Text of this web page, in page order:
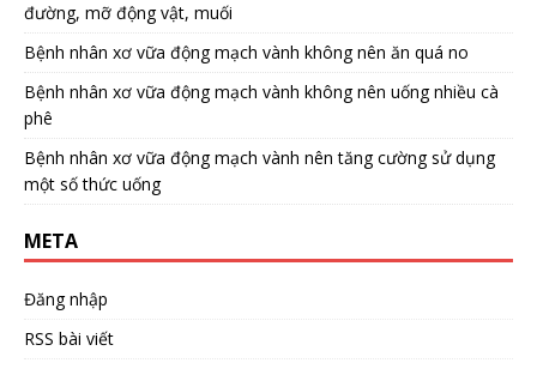
đường, mỡ động vật, muối
Bệnh nhân xơ vữa động mạch vành không nên ăn quá no
Bệnh nhân xơ vữa động mạch vành không nên uống nhiều cà
phê
Bệnh nhân xơ vữa động mạch vành nên tăng cường sử dụng
một số thức uống
META
Đăng nhập
RSS bài viết